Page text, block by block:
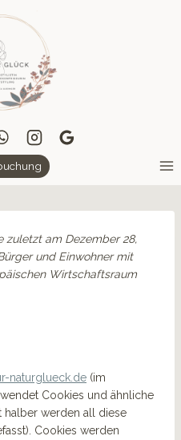
zuletzt am Dezember 28,
und Einwohner mit
Wirtschaftsraum
naturglueck.de (im
Cookies und ähnliche
halber werden all diese
Cookies werden